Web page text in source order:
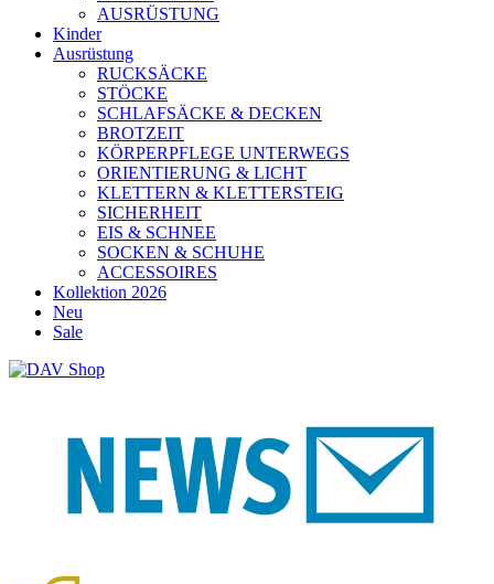
AUSRÜSTUNG
Kinder
Ausrüstung
RUCKSÄCKE
STÖCKE
SCHLAFSÄCKE & DECKEN
BROTZEIT
KÖRPERPFLEGE UNTERWEGS
ORIENTIERUNG & LICHT
KLETTERN & KLETTERSTEIG
SICHERHEIT
EIS & SCHNEE
SOCKEN & SCHUHE
ACCESSOIRES
Kollektion 2026
Neu
Sale